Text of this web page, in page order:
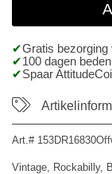
Gratis bezorging
100 dagen
Spaar
Art.#
Vintage, Rockabilly,